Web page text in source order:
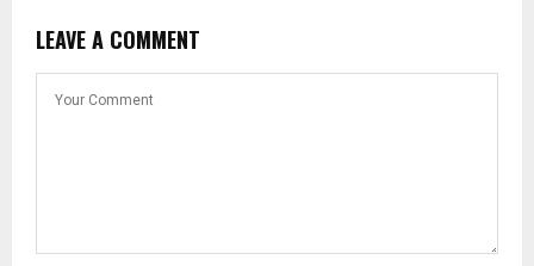
LEAVE A COMMENT